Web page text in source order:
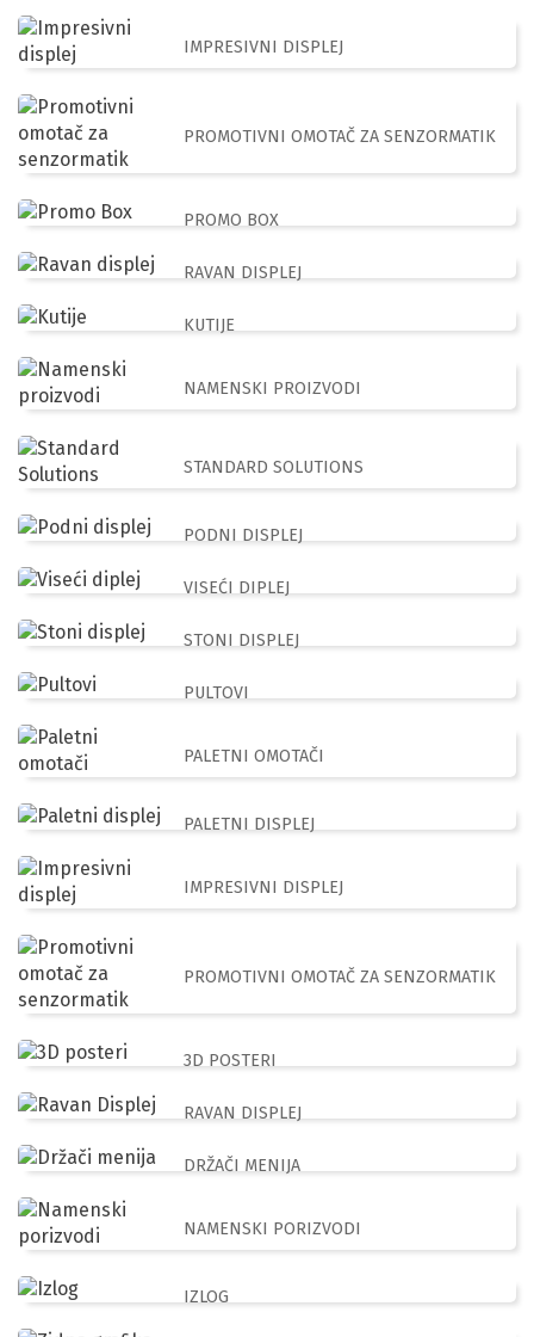
IMPRESIVNI DISPLEJ
PROMOTIVNI OMOTAČ ZA SENZORMATIK
PROMO BOX
RAVAN DISPLEJ
KUTIJE
NAMENSKI PROIZVODI
STANDARD SOLUTIONS
PODNI DISPLEJ
VISEĆI DIPLEJ
STONI DISPLEJ
PULTOVI
PALETNI OMOTAČI
PALETNI DISPLEJ
IMPRESIVNI DISPLEJ
PROMOTIVNI OMOTAČ ZA SENZORMATIK
3D POSTERI
RAVAN DISPLEJ
DRŽAČI MENIJA
NAMENSKI PORIZVODI
IZLOG